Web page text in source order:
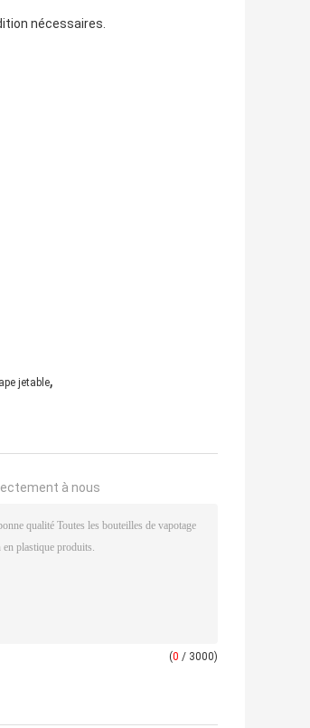
nécessaires.
jetable,
à nous
(0 / 3000)